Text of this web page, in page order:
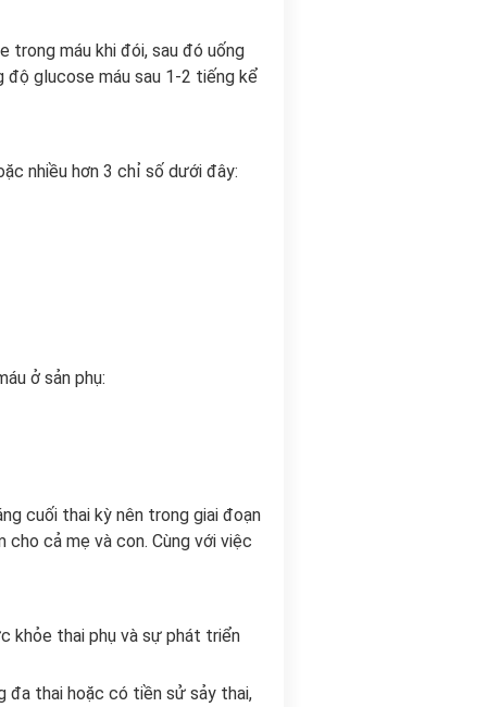
trong máu khi đói, sau đó uống
độ glucose máu sau 1-2 tiếng kể
nhiều hơn 3 chỉ số dưới đây:
ở sản phụ:
cuối thai kỳ nên trong giai đoạn
cả mẹ và con. Cùng với việc
khỏe thai phụ và sự phát triển
đa thai hoặc có tiền sử sảy thai,